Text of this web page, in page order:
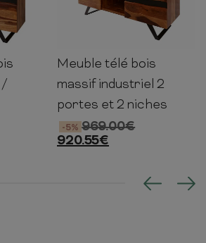
38cm
/
63cm 160cm
Meuble télé bois
massif industriel 2
portes et 2 niches
969.00€
-5%
920.55€